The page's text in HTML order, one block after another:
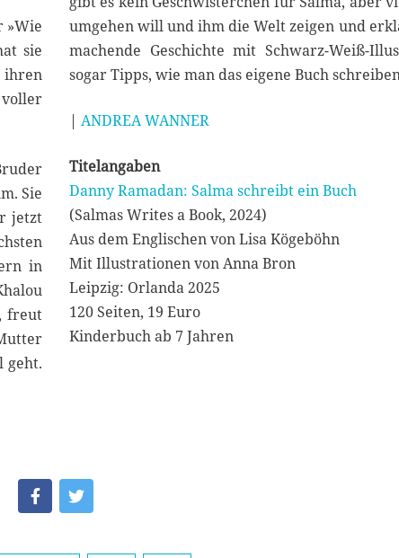
»Wie
sie
ihren
Sie
jetzt
in
freut
geht.
umgehen will und ihm die Welt zeigen und
machende Geschichte mit Schwarz-Weiß-
sogar Tipps, wie man das eigene Buch
| ANDREA WANNER
Titelangaben
Danny Ramadan: Salma schreibt ein Buch
(Salmas Writes a Book, 2024)
Aus dem Englischen von Lisa Kögeböhn
Mit Illustrationen von Anna Bron
Leipzig: Orlanda 2025
120 Seiten, 19 Euro
Kinderbuch ab 7 Jahren